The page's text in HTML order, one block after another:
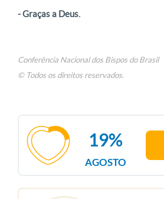
- Graças a Deus.
Conferência Nacional dos Bispos do Brasil
© Todos os direitos reservados.
AGOSTO
19%